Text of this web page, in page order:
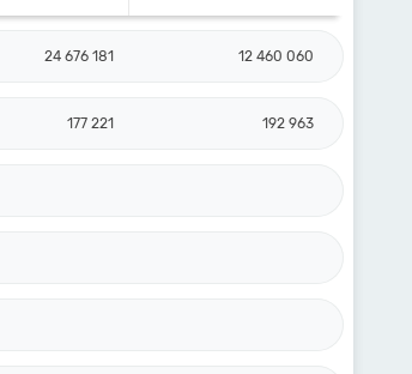
24 676 181 12 460 060
177 221 192 963